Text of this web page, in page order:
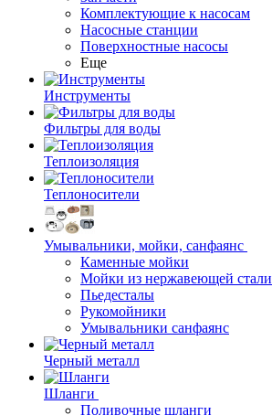
Комплектующие к насосам
Насосные станции
Поверхностные насосы
Еще
Инструменты
Фильтры для воды
Теплоизоляция
Теплоносители
Умывальники, мойки, санфаянс
Каменные мойки
Мойки из нержавеющей стали
Пьедесталы
Рукомойники
Умывальники санфаянс
Черный металл
Шланги
Поливочные шланги